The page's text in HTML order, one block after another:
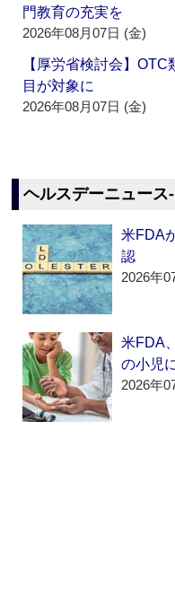
門教育の充実を
2026年08月07日 (金)
【厚労省検討会】
目が対象に
2026年08月07日 (金)
ヘルスデーニュース
米FDA
認
2026年
米FDA
の小児
2026年